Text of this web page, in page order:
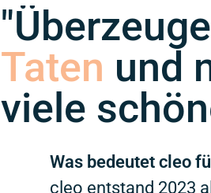
Taten und
viele
Was bedeutet cleo
cleo entstand 2023